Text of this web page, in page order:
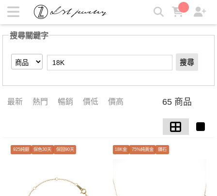
【18K】搜尋結果 | LZL Jewelry 輕珠寶飾品
搜尋關鍵字
搜尋
最新 熱門 暢銷 價低 價高 65 商品
925純銀 保色30天 保固90天 18K金 75%純黃金 鑽石